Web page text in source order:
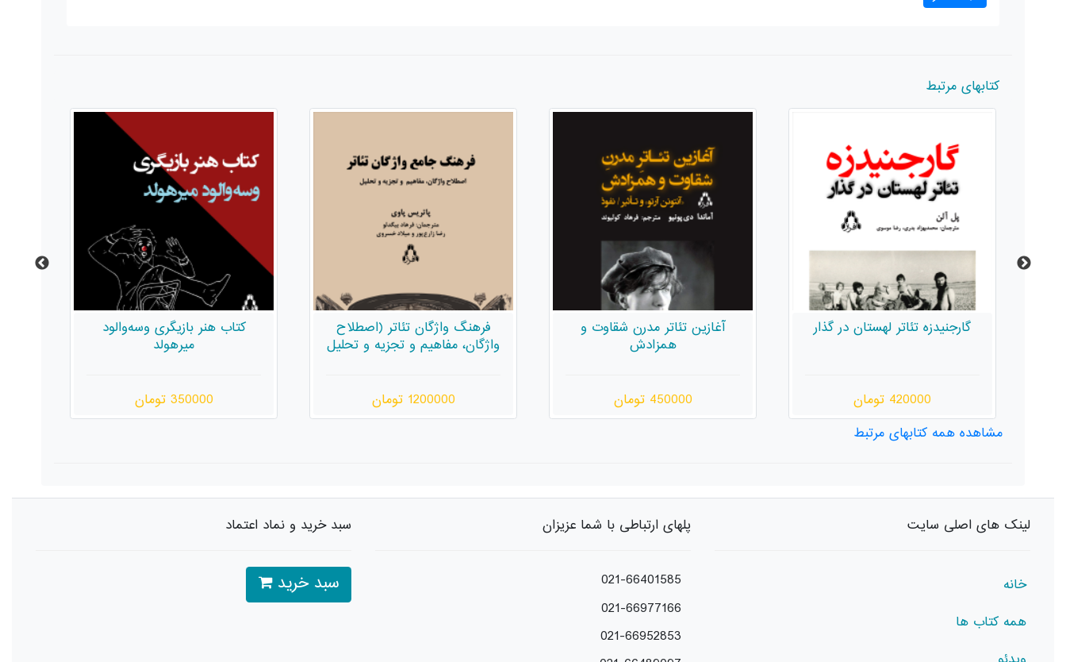
کتابهای مرتبط
بیان نمایشی (از فلسفه‌ی هنر تا
اجرا)
420000 تومان
کتاب هنر بازیگری وسه‌والود
میرهولد
350000 تومان
فرهنگ واژگان تئاتر (اصطلاح
واژگان، مفاهیم و تجزیه و تحلیل
1200000 تومان
آغازین تئاتر مدرن شقاوت و
450000 تومان
مشاهده همه کتابهای مرتبط
لینک های اصلی سایت
خانه
همه کتاب ها
پلهای ارتباطی با شما عزیزان
021-66401585
021-66977166
021-66952853
سبد خرید و نماد اعتماد
سبد خرید